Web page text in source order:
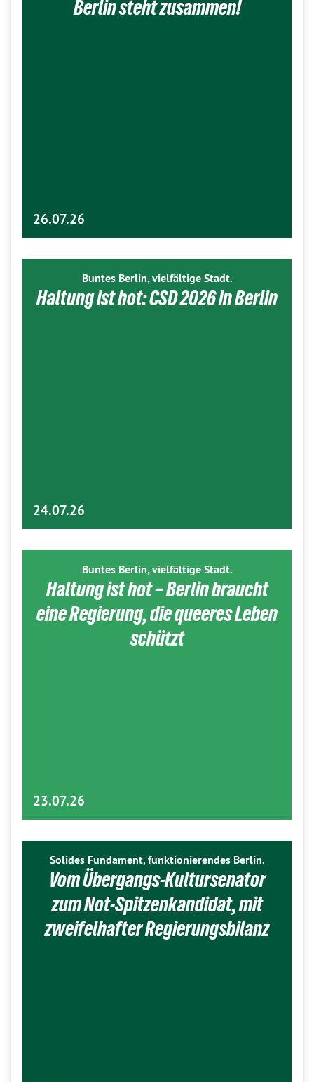
Berlin steht zusammen!
26.07.26
Buntes Berlin, vielfältige Stadt.
Haltung ist hot: CSD 2026 in Berlin
24.07.26
Buntes Berlin, vielfältige Stadt.
Haltung ist hot – Berlin braucht
eine Regierung, die queeres Leben
schützt
23.07.26
Solides Fundament, funktionierendes Berlin.
Vom Übergangs-Kultursenator
zum Not-Spitzenkandidat, mit
zweifelhafter Regierungsbilanz